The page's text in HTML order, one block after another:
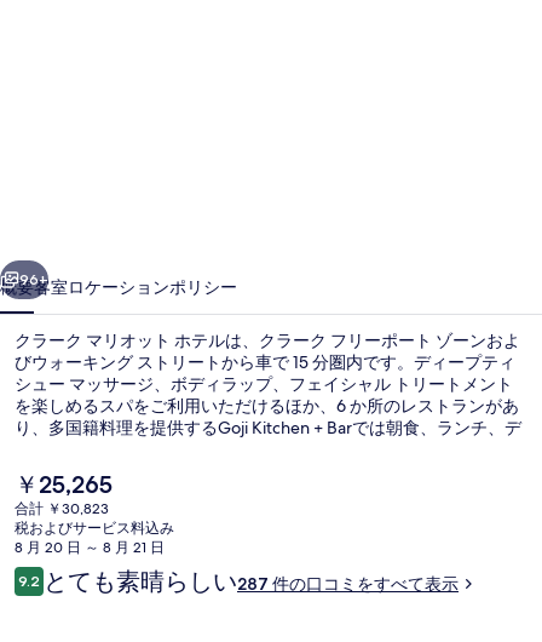
ッ
ト
ホ
テ
ル
の
写
真
ギ
次へ
96+
概要客室ロケーションポリシー
クラーク マリオット ホテルは、クラーク フリーポート ゾーンおよ
びウォーキング ストリートから車で 15 分圏内です。ディープティ
シュー マッサージ、ボディラップ、フェイシャル トリートメント
を楽しめるスパをご利用いただけるほか、6 か所のレストランがあ
り、多国籍料理を提供するGoji Kitchen + Barでは朝食、ランチ、デ
ル、プールサイドバー、および24 時間営業のフィットネスセンタ
ーなどが、この高級ホテルに備わっています。
現
在
の
料
金
は
￥25,265
合計 ￥30,823
税およびサービス料込み
8 月 20 日 ～ 8 月 21 日
口
コ
9.210段階中9.2
とても素晴らしい287 件の口コミをすべて表示